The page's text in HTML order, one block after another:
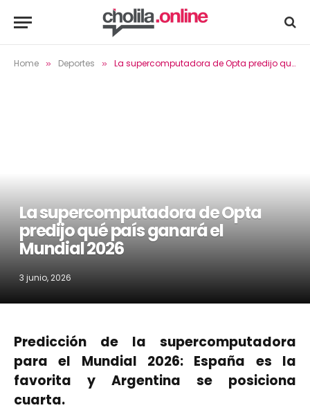
Home » Deportes » La supercomputadora de Opta predijo qué país ganará el Mundial 2026
La supercomputadora de Opta
predijo qué país ganará el
Mundial 2026
3 junio, 2026
Predicción de la supercomputadora
para el Mundial 2026: España es la
favorita y Argentina se posiciona
cuarta.